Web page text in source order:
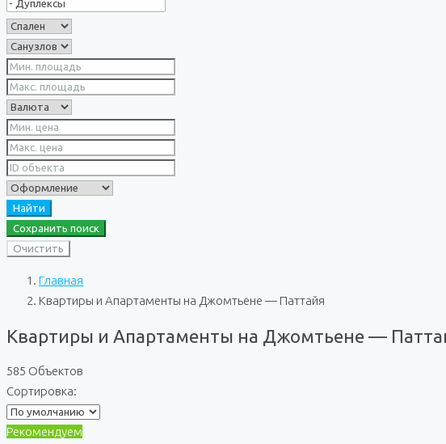
Найти
Сохранить поиск
Очистить
Главная
Квартиры и Апартаменты на Джомтьене — Паттайя
Квартиры и Апартаменты на Джомтьене —
585 Объектов
Сортировка:
Рекомендуем